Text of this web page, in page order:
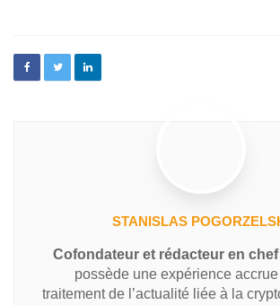
STANISLAS
Cofondateur et rédacteur en chef
possède une expérience
traitement de l’actualité liée à la